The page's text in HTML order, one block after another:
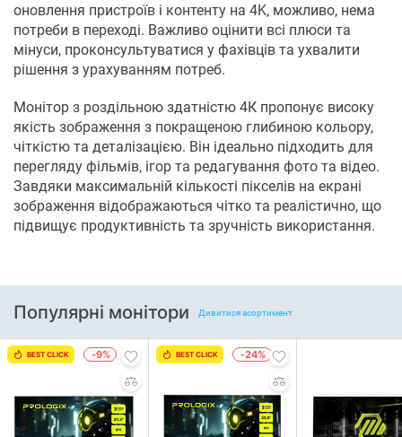
оновлення пристроїв і контенту на 4K, можливо, нема
потреби в переході. Важливо оцінити всі плюси та
мінуси, проконсультуватися у фахівців та ухвалити
рішення з урахуванням потреб.
Монітор з роздільною здатністю 4К пропонує високу
якість зображення з покращеною глибиною кольору,
чіткістю та деталізацією. Він ідеально підходить для
перегляду фільмів, ігор та редагування фото та відео.
Завдяки максимальній кількості пікселів на екрані
зображення відображаються чітко та реалістично, що
підвищує продуктивність та зручність використання.
Популярні монітори Дивитися асортимент
BEST CLICK -9% BEST CLICK -24%